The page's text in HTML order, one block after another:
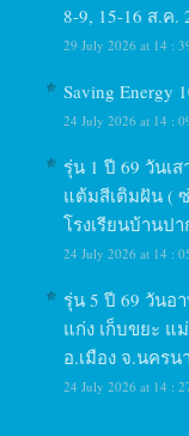
8-9, 15-16 ส.ค.
29 July 2026 at 14 :
Saving Energy
24 July 2026 at 14 :
รุ่น 1 ปี 69 วันเ
แต้มสีเติมฝัน (
โรงเรียนบ้านป
24 July 2026 at 14 :
รุ่น 5 ปี 69 วันอ
แก่ง เก็บขยะ แ
อ.เมือง จ.นครน
24 July 2026 at 14 :